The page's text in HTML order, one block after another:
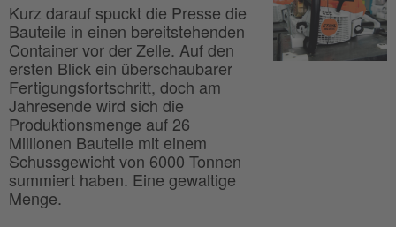
Kurz darauf spuckt die Presse die
Bauteile in einen bereitstehenden
Container vor der Zelle. Auf den
ersten Blick ein überschaubarer
Fertigungsfortschritt, doch am
Jahresende wird sich die
Produktionsmenge auf 26
Millionen Bauteile mit einem
Schussgewicht von 6000 Tonnen
summiert haben. Eine gewaltige
Menge.